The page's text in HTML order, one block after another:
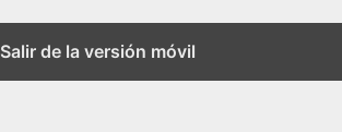
Salir de la versión móvil